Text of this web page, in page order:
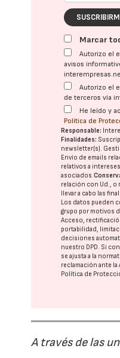
Marcar
Autorizo el
avisos
Autorizo el
de terceros vía
He leído y
Política de
Responsable:
Finalidades:
newsletter(s).
Envío de emails
relativos a
asociados.
relación con Ud., o
llevar a cabo las
Los datos pueden
grupo por motivos
Acceso,
portabilidad,
decisiones
nuestro DPD. Si
se ajusta a la
reclamación ante la
Política de
A través de las